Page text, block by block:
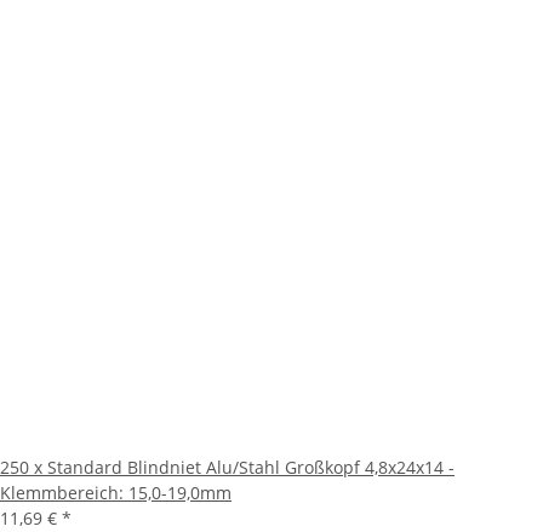
250 x Standard Blindniet Alu/Stahl Großkopf 4,8x24x14 -
Klemmbereich: 15,0-19,0mm
11,69 € *